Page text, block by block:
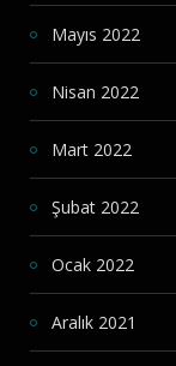
Mayıs 2022
Nisan 2022
Mart 2022
Şubat 2022
Ocak 2022
Aralık 2021